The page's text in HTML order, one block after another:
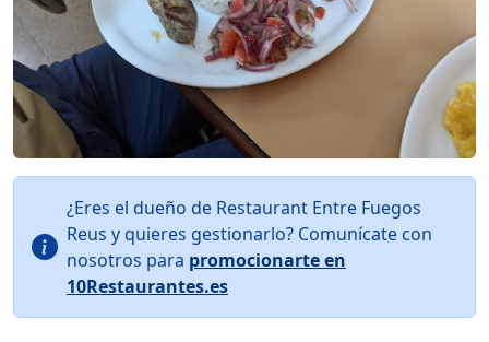
¿Eres el dueño de Restaurant Entre Fuegos
Reus y quieres gestionarlo? Comunícate con
nosotros para promocionarte en
10Restaurantes.es